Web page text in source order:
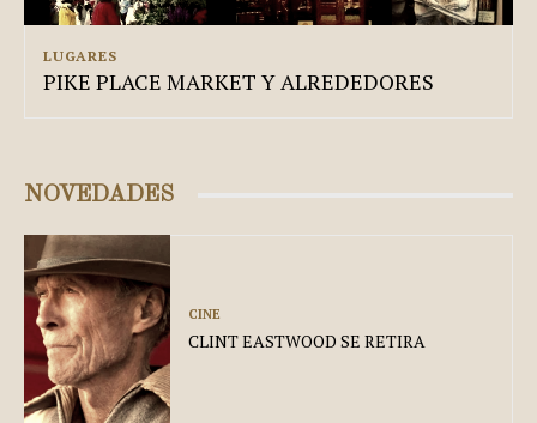
LUGARES
PIKE PLACE MARKET Y ALREDEDORES
NOVEDADES
CINE
CLINT EASTWOOD SE RETIRA